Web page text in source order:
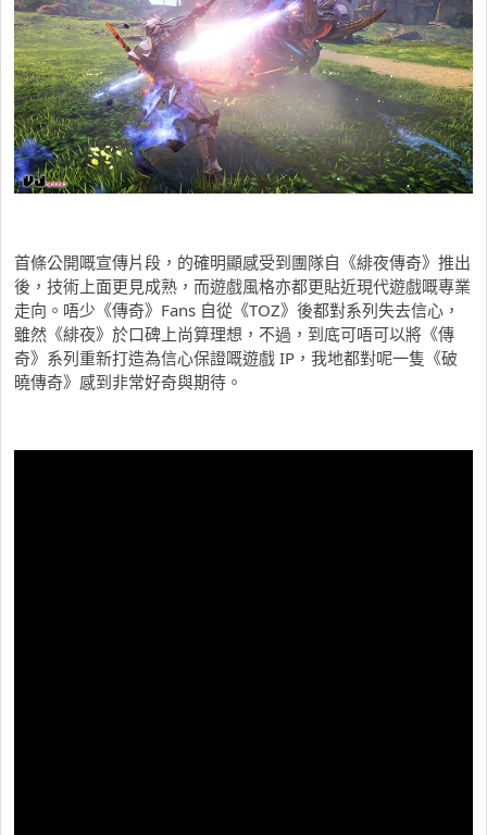
首條公開嘅宣傳片段，的確明顯感受到團隊自《緋夜傳奇》推出
後，技術上面更見成熟，而遊戲風格亦都更貼近現代遊戲嘅專業
走向。唔少《傳奇》Fans 自從《TOZ》後都對系列失去信心，
雖然《緋夜》於口碑上尚算理想，不過，到底可唔可以將《傳
奇》系列重新打造為信心保證嘅遊戲 IP，我地都對呢一隻《破
曉傳奇》感到非常好奇與期待。